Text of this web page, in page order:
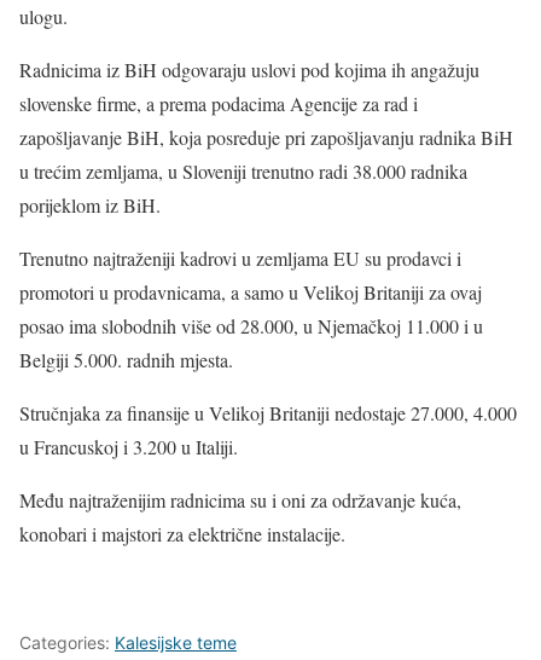
ulogu.
Radnicima iz BiH odgovaraju uslovi pod kojima ih angažuju
slovenske firme, a prema podacima Agencije za rad i
zapošljavanje BiH, koja posreduje pri zapošljavanju radnika BiH
u trećim zemljama, u Sloveniji trenutno radi 38.000 radnika
porijeklom iz BiH.
Trenutno najtraženiji kadrovi u zemljama EU su prodavci i
promotori u prodavnicama, a samo u Velikoj Britaniji za ovaj
posao ima slobodnih više od 28.000, u Njemačkoj 11.000 i u
Belgiji 5.000. radnih mjesta.
Stručnjaka za finansije u Velikoj Britaniji nedostaje 27.000, 4.000
u Francuskoj i 3.200 u Italiji.
Među najtraženijim radnicima su i oni za održavanje kuća,
konobari i majstori za električne instalacije.
Categories: Kalesijske teme